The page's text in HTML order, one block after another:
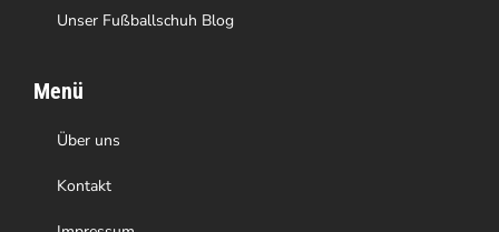
Unser Fußballschuh Blog
Menü
Über uns
Kontakt